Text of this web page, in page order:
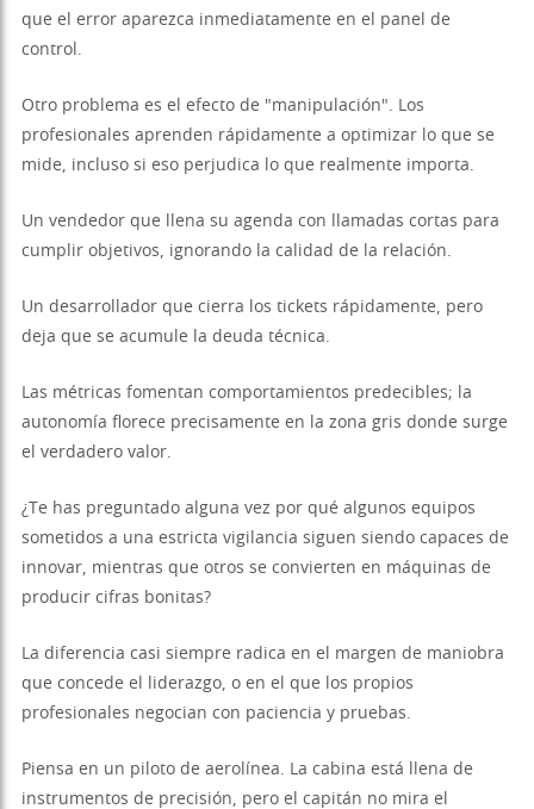
que el error aparezca inmediatamente en el panel de
control.
Otro problema es el efecto de "manipulación". Los
profesionales aprenden rápidamente a optimizar lo que se
mide, incluso si eso perjudica lo que realmente importa.
Un vendedor que llena su agenda con llamadas cortas para
cumplir objetivos, ignorando la calidad de la relación.
Un desarrollador que cierra los tickets rápidamente, pero
deja que se acumule la deuda técnica.
Las métricas fomentan comportamientos predecibles; la
autonomía florece precisamente en la zona gris donde surge
el verdadero valor.
¿Te has preguntado alguna vez por qué algunos equipos
sometidos a una estricta vigilancia siguen siendo capaces de
innovar, mientras que otros se convierten en máquinas de
producir cifras bonitas?
La diferencia casi siempre radica en el margen de maniobra
que concede el liderazgo, o en el que los propios
profesionales negocian con paciencia y pruebas.
Piensa en un piloto de aerolínea. La cabina está llena de
instrumentos de precisión, pero el capitán no mira el